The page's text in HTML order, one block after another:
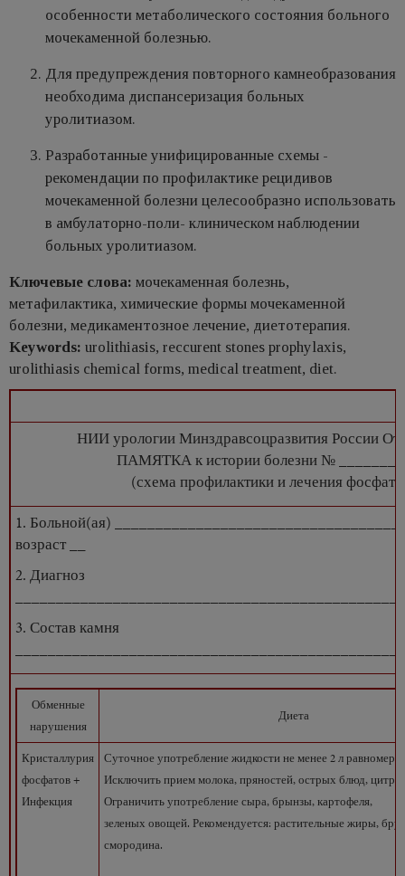
особенности метаболического состояния больного
мочекаменной болезнью.
Для предупреждения повторного камнеобразования
необходима диспансеризация больных
уролитиазом.
Разработанные унифицированные схемы -
рекомендации по профилактике рецидивов
мочекаменной болезни целесообразно использовать
в амбулаторно-поли- клиническом наблюдении
больных уролитиазом.
Ключевые слова: мочекаменная болезнь,
метафилактика, химические формы мочекаменной
болезни, медикаментозное лечение, диетотерапия.
Keywords: urolithiasis, reccurent stones prophylaxis,
urolithiasis chemical forms, medical treatment, diet.
НИИ урологии Минздравсоцразвития России
ПАМЯТКА к истории болезни
(схема профилактики и лечения
1. Больной(ая)
возраст __
2. Диагноз
3. Состав камня
Обменные
нарушения
Диета
Кристаллурия
фосфатов +
Инфекция
Суточное употребление жидкости не менее 2 л
Исключить прием молока, пряностей, острых блюд,
Ограничить употребление сыра, брынзы, картофеля,
зеленых овощей. Рекомендуется: растительные жиры,
смородина.